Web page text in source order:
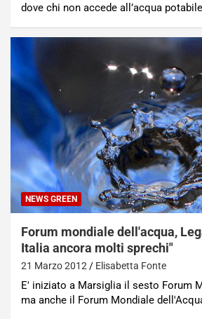
dove chi non accede all’acqua
NEWS GREEN
Forum mondiale dell'acqua,
Italia ancora molti sprechi"
21 Marzo 2012 Elisabetta Fonte
E' iniziato a Marsiglia il sesto Forum
ma anche il Forum Mondiale